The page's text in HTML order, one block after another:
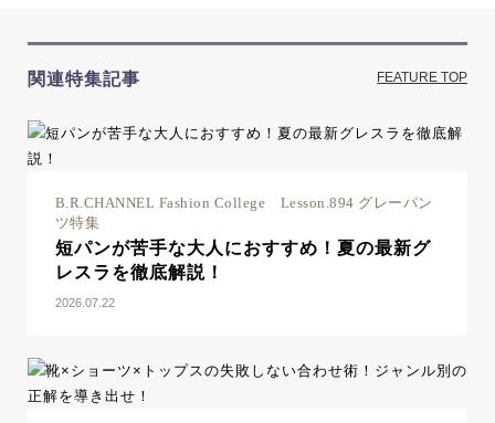
関連特集記事 FEATURE TOP
B.R.CHANNEL Fashion College Lesson.894 グレーパン
ツ特集
短パンが苦手な大人におすすめ！夏の最新グ
レスラを徹底解説！
2026.07.22